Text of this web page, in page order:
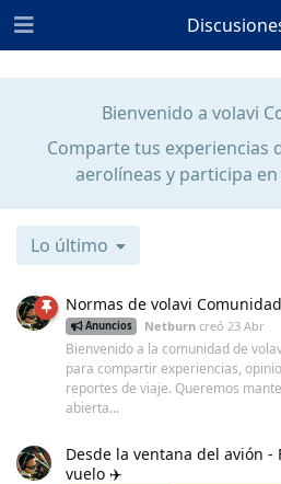
Bienvenido a volavi
Comparte tus experiencias
aerolíneas y participa
Lo último
Normas de volavi Comunidad
Anuncios Netburn creó23 Abr
Bienvenido a la comunidad de
para compartir experiencias,
reportes de viaje. Queremos
abierta...
Desde la ventana del avión -
vuelo ✈️